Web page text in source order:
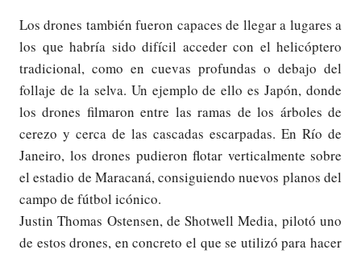
Los drones también fueron capaces de llegar a lugares a
los que habría sido difícil acceder con el helicóptero
tradicional, como en cuevas profundas o debajo del
follaje de la selva. Un ejemplo de ello es Japón, donde
los drones filmaron entre las ramas de los árboles de
cerezo y cerca de las cascadas escarpadas. En Río de
Janeiro, los drones pudieron flotar verticalmente sobre
el estadio de Maracaná, consiguiendo nuevos planos del
campo de fútbol icónico.
Justin Thomas Ostensen, de Shotwell Media, pilotó uno
de estos drones, en concreto el que se utilizó para hacer